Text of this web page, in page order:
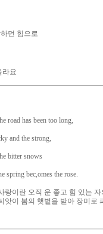
던 힘으로
라요
road has been too long,
and the strong,
bitter snows
spring bec,omes the rose.
랑이란 오직 운 좋고 힘 있는
앗이 봄의 햇볕을 받아 장미로